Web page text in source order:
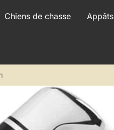
Chiens de chasse Appâts